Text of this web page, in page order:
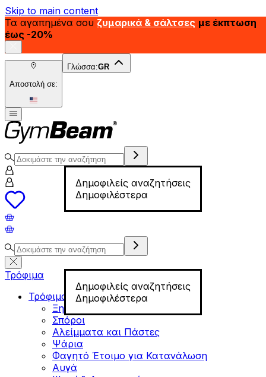
Skip to main content
Τα αγαπημένα σου ζυμαρικά & σάλτσες με έκπτωση
έως -20%
Αποστολή σε:
Γλώσσα:GR
Δημοφιλείς αναζητήσεις
Δημοφιλέστερα
Δημοφιλείς αναζητήσεις
Δημοφιλέστερα
Τρόφιμα
Τρόφιμα για Fitness
Ξηροί Καρποί
Σπόροι
Αλείμματα και Πάστες
Ψάρια
Φαγητό Έτοιμο για Κατανάλωση
Αυγά